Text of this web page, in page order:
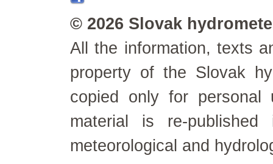
© 2026 Slovak
All the information, texts
property of the Slovak
copied only for personal
material is re-
meteorological and